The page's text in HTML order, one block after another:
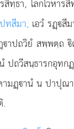
สิทฺธา, โลกโวหาร
ทสีมา,เอวํ รฏฺสี
าปถวิยํ สพฺพตฺถ
ปถวีสนฺธารกอุทก
มฏฺานํ น ปาปุณา